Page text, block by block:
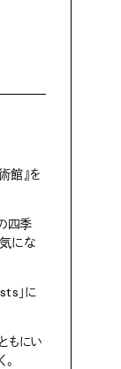
館』を
四季
にな
」に
もにい